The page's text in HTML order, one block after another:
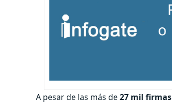
A pesar de las más de27 mil firmas